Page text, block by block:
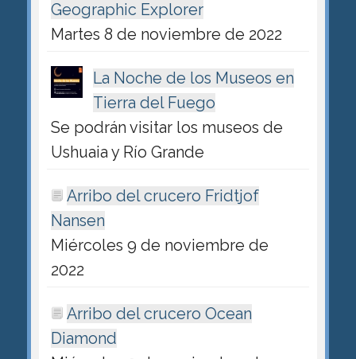
Geographic Explorer
Martes 8 de noviembre de 2022
La Noche de los Museos en
Tierra del Fuego
Se podrán visitar los museos de
Ushuaia y Río Grande
Arribo del crucero Fridtjof
Nansen
Miércoles 9 de noviembre de
2022
Arribo del crucero Ocean
Diamond